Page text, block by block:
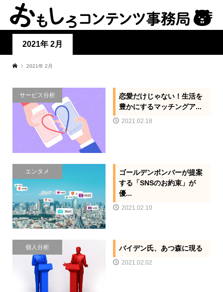
2021年 2月
2021年 2月
サービス分析
恋愛だけじゃない！生活を
豊かにするマッチングア...
2021.02.18
エンタメ
ゴールデンボンバーが提案
する「SNSのお約束」が
優...
2021.02.10
個人分析 バイデン氏、あつ森に現る
2021.02.02